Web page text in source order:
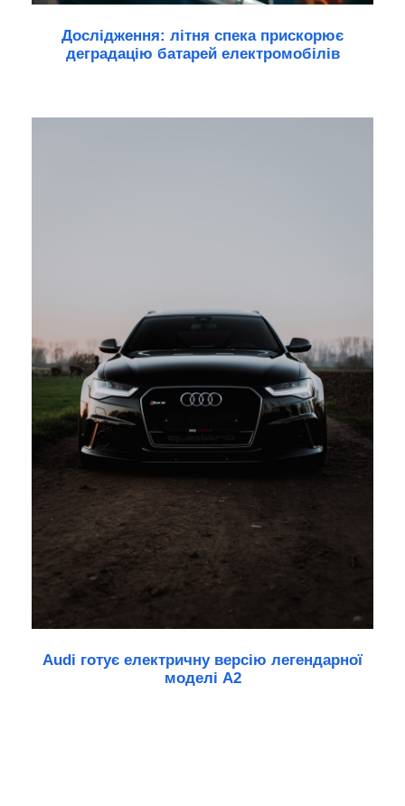
Дослідження: літня спека прискорює
деградацію батарей електромобілів
Audi готує електричну версію легендарної
моделі A2